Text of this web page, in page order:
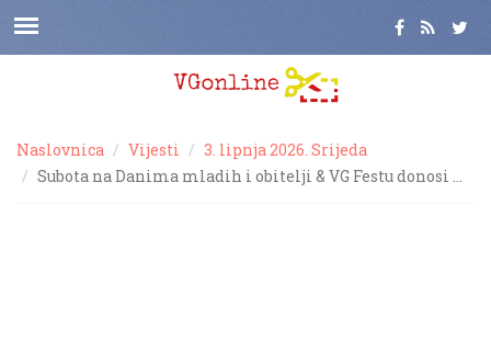
Naslovnica Vijesti
3. lipnja 2026. Srijeda
Subota na Danima mladih i obitelji & VG Festu donosi …